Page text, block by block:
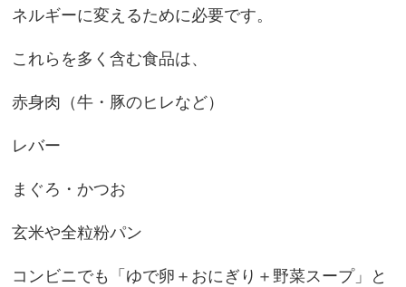
ネルギーに変えるために必要です。
これらを多く含む食品は、
赤身肉（牛・豚のヒレなど）
レバー
まぐろ・かつお
玄米や全粒粉パン
コンビニでも「ゆで卵＋おにぎり＋野菜スープ」と